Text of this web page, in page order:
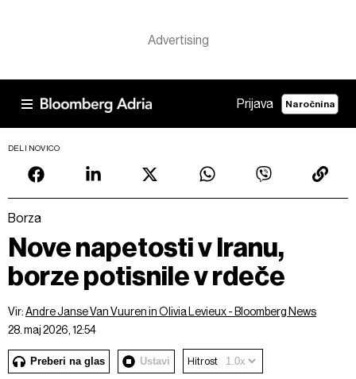
Prijava Naročnina
DELI NOVICO
Borza
Nove napetosti v Iranu,
borze potisnile v rdeče
Vir:Andre Janse Van Vuuren in Olivia Levieux - Bloomberg News
28. maj 2026, 12:54
Preberi na glas Ustavi Hitrost